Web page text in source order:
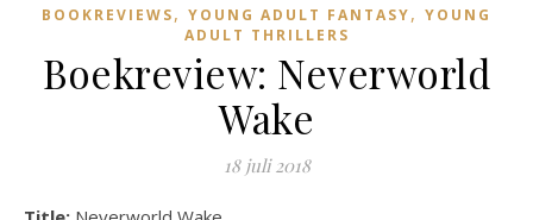
BOOKREVIEWS, YOUNG ADULT FANTASY, YOUNG
ADULT THRILLERS
Boekreview: Neverworld
Wake
18 juli 2018